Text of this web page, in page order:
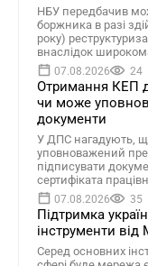
НБУ передбачив
боржника в разі
року)
внаслідок
07.08.2026 24
Отримання КЕП
чи може
документи
У ДПС нагадують,
уповноважений
підписувати
сертифіката
07.08.2026 35
Підтримка
інструменти від
Серед основних